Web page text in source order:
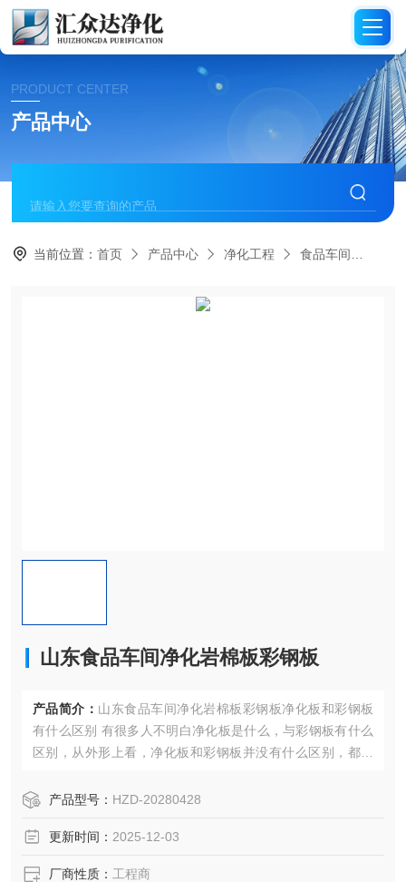
PRODUCT CENTER
产品中心
当前位置：首页 产品中心 净化工程 食品车间
山东食品车间净化岩棉板彩钢板
产品简介： 山东食品车间净化岩棉板彩钢板净化板和彩钢板
有什么区别 有很多人不明白净化板是什么，与彩钢板有什么
区别，从外形上看，净化板和彩钢板并没有什么区别，都是
等填充物的。
产品型号： HZD-20280428
更新时间： 2025-12-03
厂商性质： 工程商